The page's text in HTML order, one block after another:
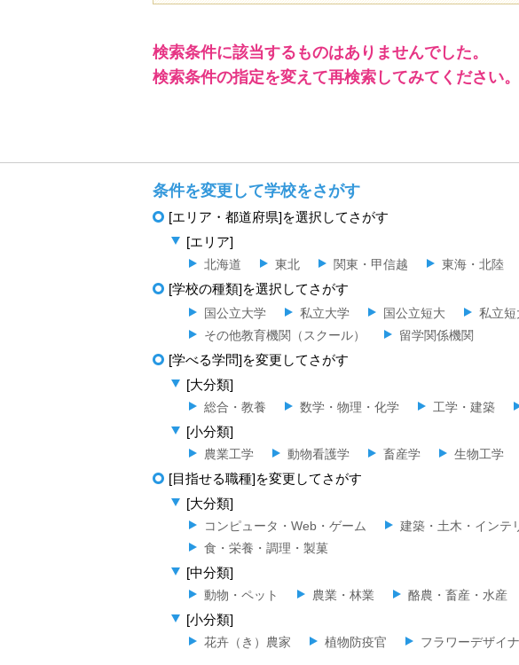
検索条件に該当するものはありませんでした。
検索条件の指定を変えて再検索してみてください。
条件を変更して学校をさがす
[エリア・都道府県]を選択してさがす
[エリア]
北海道 東北 関東・甲信越 東海・北陸
[学校の種類]を選択してさがす
国公立大学 私立大学 国公立短大 私立短
その他教育機関（スクール）
留学関係機関
[学べる学問]を変更してさがす
[大分類]
総合・教養 数学・物理・化学 工学・建築
[小分類]
農業工学 動物看護学 畜産学 生物工学
[目指せる職種]を変更してさがす
[大分類]
コンピュータ・Web・ゲーム 建築・土木・インテ
食・栄養・調理・製菓
[中分類]
動物・ペット 農業・林業 酪農・畜産・水産
[小分類]
花卉（き）農家 植物防疫官 フラワーデザイ